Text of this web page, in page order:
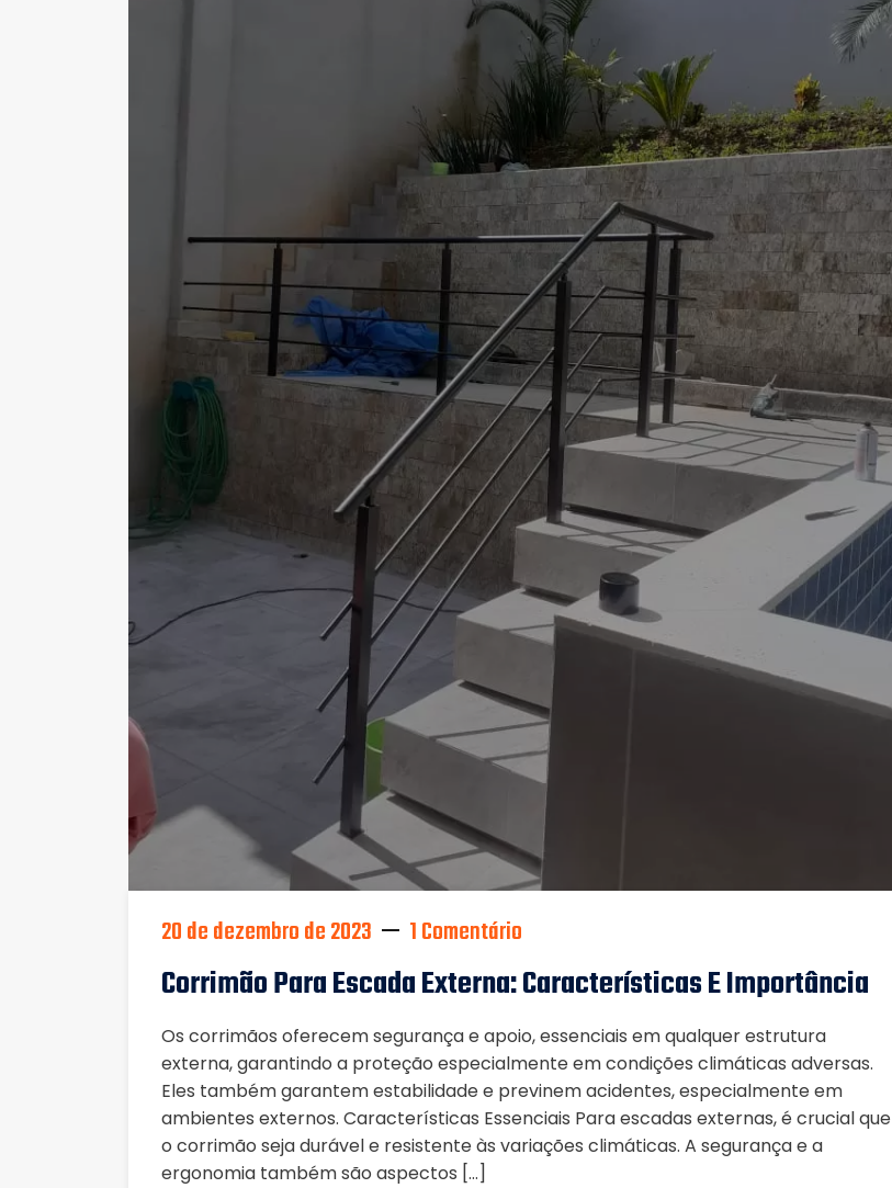
20 de dezembro de 2023 1 Comentário
Corrimão Para Escada Externa: Características E Importância
Os corrimãos oferecem segurança e apoio, essenciais em qualquer estrutura
externa, garantindo a proteção especialmente em condições climáticas adversas.
Eles também garantem estabilidade e previnem acidentes, especialmente em
ambientes externos. Características Essenciais Para escadas externas, é crucial que
o corrimão seja durável e resistente às variações climáticas. A segurança e a
ergonomia também são aspectos […]